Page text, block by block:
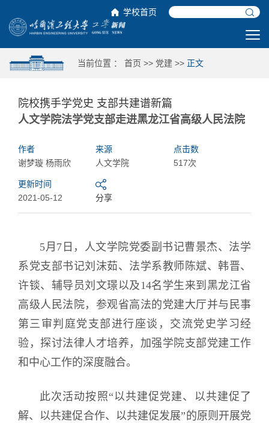
学校首页
当前位置 ： 首页 >> 党建 >> 正文
院校携手学党史 支部共建谱新篇
人文学院法学党支部走进黑龙江省高级人民法院
作者
谢梦璇 杨雨欣
来源
人文学院
点击数
517次
更新时间
2021-05-12
分享
5月7日，人文学院党委副书记曹景杰、法学
系党支部书记刘沫茹、法学系教师陈斌、韩晋、
许锬、辅导员刘文璟以及14名学生来到黑龙江省
高级人民法院，参观省高法的党建大厅并与民事
第三审判庭党支部进行座谈，交流党史学习经
验，探讨法律人才培养，加强学院支部党建工作
和中心工作的深度融合。
此次活动按照“以共建促党建、以共建促了
解、以共建促合作、以共建促发展”的原则开展党